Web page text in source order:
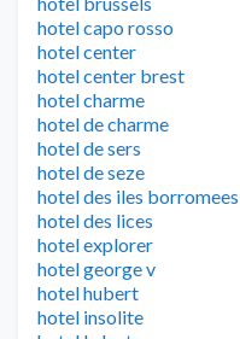
hotel capo rosso
hotel center
hotel center brest
hotel charme
hotel de charme
hotel de sers
hotel de seze
hotel des iles borromees
hotel des lices
hotel explorer
hotel george v
hotel hubert
hotel insolite